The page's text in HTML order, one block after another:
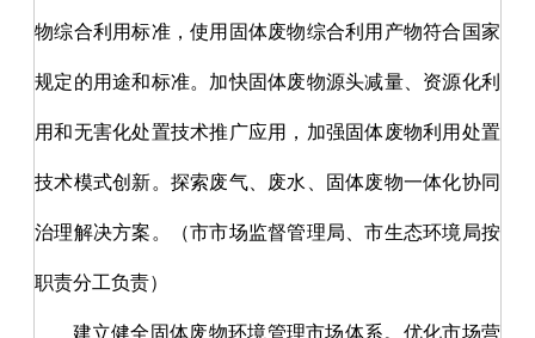
物综合利用标准，使用固体废物综合利用产物符合国家
规定的用途和标准。加快固体废物源头减量、资源化利
用和无害化处置技术推广应用，加强固体废物利用处置
技术模式创新。探索废气、废水、固体废物一体化协同
治理解决方案。（市市场监督管理局、市生态环境局按
职责分工负责）
建立健全固体废物环境管理市场体系。优化市场营